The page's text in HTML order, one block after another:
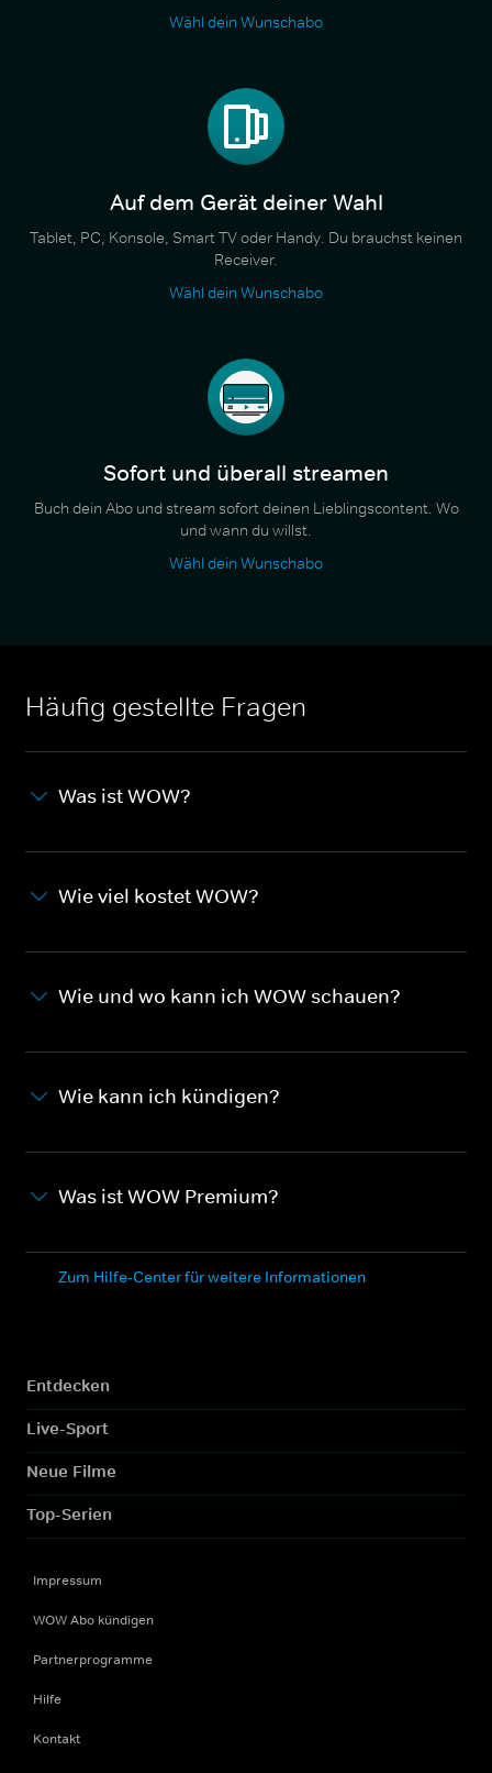
Wähl dein Wunschabo
Auf dem Gerät deiner Wahl
Tablet, PC, Konsole, Smart TV oder Handy. Du brauchst keinen
Receiver.
Wähl dein Wunschabo
Sofort und überall streamen
Buch dein Abo und stream sofort deinen Lieblingscontent. Wo
und wann du willst.
Wähl dein Wunschabo
Häufig gestellte Fragen
Was ist WOW?
Wie viel kostet WOW?
Wie und wo kann ich WOW schauen?
Wie kann ich kündigen?
Was ist WOW Premium?
Zum Hilfe-Center für weitere Informationen
Entdecken
Live-Sport
Neue Filme
Top-Serien
Impressum
WOW Abo kündigen
Partnerprogramme
Hilfe
Kontakt